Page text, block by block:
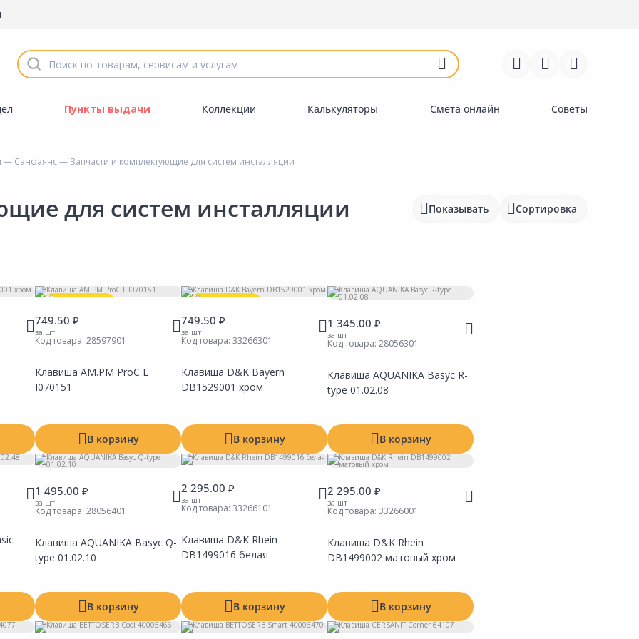
Пункты выдачи Коллекции Калькуляторы Смета онлайн Советы
— Санфаянс— Запчасти и комплектующие для систем инсталляции
для систем инсталляции Показывать Сортировка
749.50 ₽
за шт
Код товара: 28597901
Клавиша AM.PM ProC L
I070151
В корзину
749.50 ₽
за шт
Код товара: 33266301
Клавиша D&K Bayern
DB1529001 хром
В корзину
1 345.00 ₽
за шт
Код товара: 28056301
Клавиша AQUANIKA Basyc R-
type 01.02.08
В корзину
1 495.00 ₽
за шт
Код товара: 28056401
Клавиша AQUANIKA Basyc Q-
type 01.02.10
В корзину
2 295.00 ₽
за шт
Код товара: 33266101
Клавиша D&K Rhein
DB1499016 белая
В корзину
2 295.00 ₽
за шт
Код товара: 33266001
Клавиша D&K Rhein
DB1499002 матовый хром
В корзину